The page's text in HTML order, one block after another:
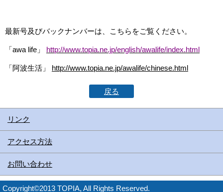
最新号及びバックナンバーは、こちらをご覧ください。
「awa life」 http://www.topia.ne.jp/english/awalife/index.html
「阿波生活」 http://www.topia.ne.jp/awalife/chinese.html
戻る
リンク
アクセス方法
お問い合わせ
Copyright©2013 TOPIA, All Rights Reserved.